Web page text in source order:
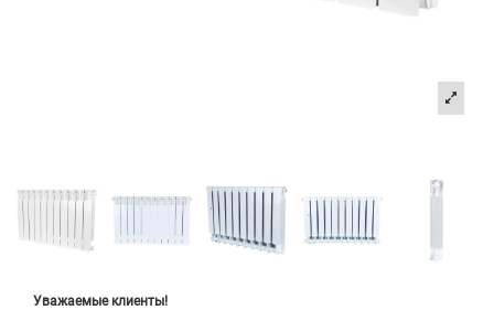
Уважаемые клиенты!